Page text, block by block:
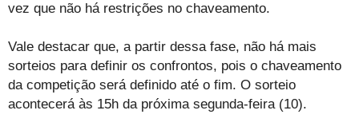
vez que não há restrições no chaveamento.
Vale destacar que, a partir dessa fase, não há mais
sorteios para definir os confrontos, pois o chaveamento
da competição será definido até o fim. O sorteio
acontecerá às 15h da próxima segunda-feira (10).